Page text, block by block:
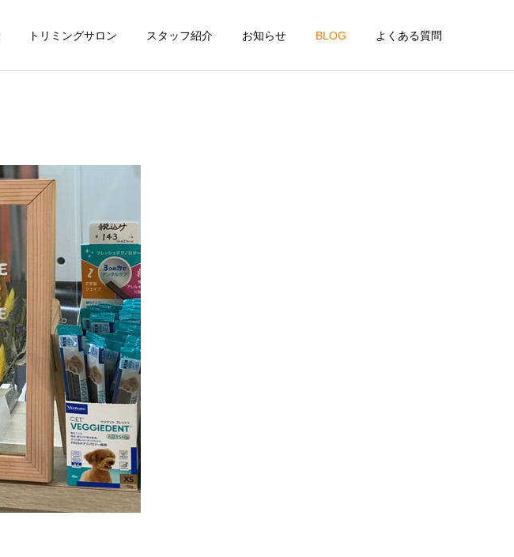
トリミングサロン スタッフ紹介 お知らせ BLOG よくある質問